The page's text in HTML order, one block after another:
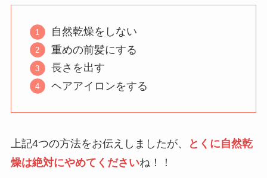
自然乾燥をしない
重めの前髪にする
長さを出す
ヘアアイロンをする
上記4つの方法をお伝えしましたが、
とくに自然乾
燥は絶対にやめてくださいね！！